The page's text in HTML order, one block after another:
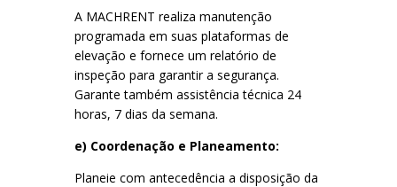
A MACHRENT realiza manutenção
programada em suas plataformas de
elevação e fornece um relatório de
inspeção para garantir a segurança.
Garante também assistência técnica 24
horas, 7 dias da semana.
e) Coordenação e Planeamento:
Planeie com antecedência a disposição da